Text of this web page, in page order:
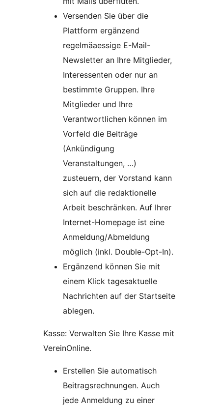
Versenden Sie über die
Plattform ergänzend
regelmäaessige E-Mail-
Newsletter an Ihre Mitglieder,
Interessenten oder nur an
bestimmte Gruppen. Ihre
Mitglieder und Ihre
Verantwortlichen können im
Vorfeld die Beiträge
(Ankündigung
Veranstaltungen, …)
zusteuern, der Vorstand kann
sich auf die redaktionelle
Arbeit beschränken. Auf Ihrer
Internet-Homepage ist eine
Anmeldung/Abmeldung
möglich (inkl. Double-Opt-In).
Ergänzend können Sie mit
einem Klick tagesaktuelle
Nachrichten auf der Startseite
ablegen.
Kasse: Verwalten Sie Ihre Kasse mit
VereinOnline.
Erstellen Sie automatisch
Beitragsrechnungen. Auch
jede Anmeldung zu einer